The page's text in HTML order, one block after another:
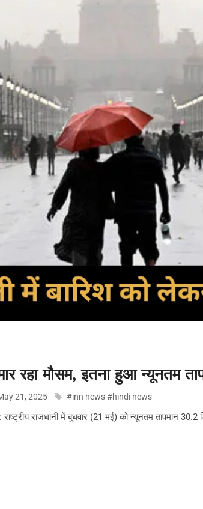
रहा मौसम, इतना हुआ न्यूनतम
21, 2025 #inn news #hindi news
राजधानी में बुधवार (21 मई) को न्यूनतम तापमान 30.2